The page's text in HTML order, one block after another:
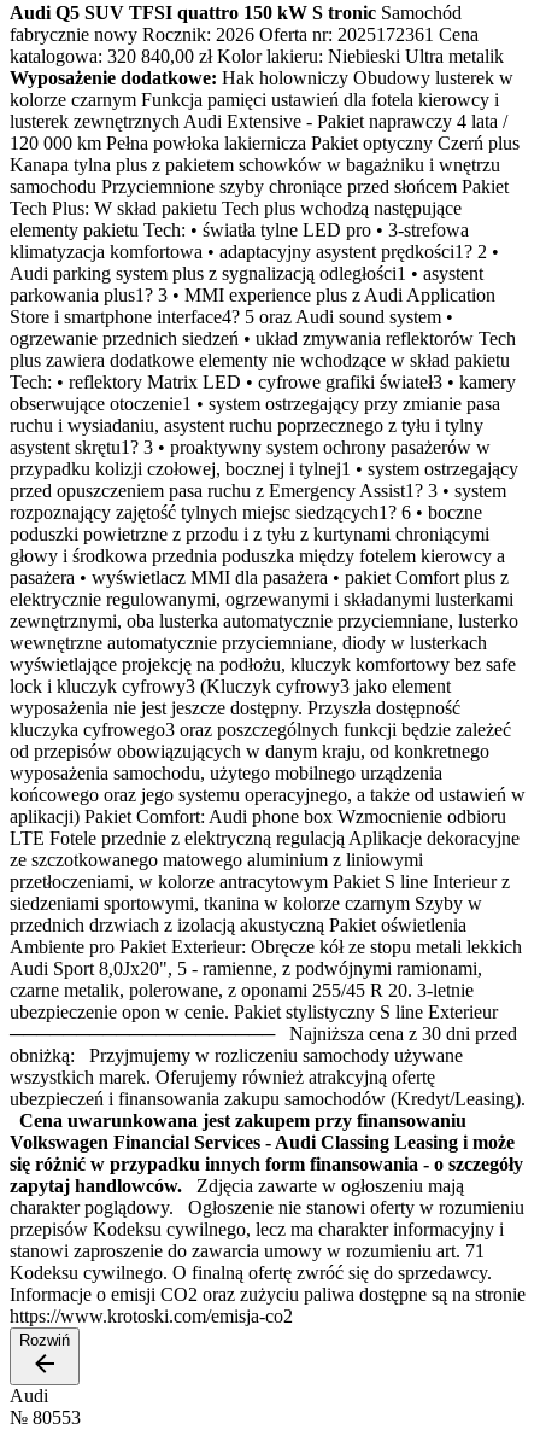
Audi Q5 SUV TFSI quattro 150 kW S tronic Samochód
fabrycznie nowy Rocznik: 2026 Oferta nr: 2025172361 Cena
katalogowa: 320 840,00 zł Kolor lakieru: Niebieski Ultra metalik
Wyposażenie dodatkowe: Hak holowniczy Obudowy lusterek w
kolorze czarnym Funkcja pamięci ustawień dla fotela kierowcy i
lusterek zewnętrznych Audi Extensive - Pakiet naprawczy 4 lata /
120 000 km Pełna powłoka lakiernicza Pakiet optyczny Czerń plus
Kanapa tylna plus z pakietem schowków w bagażniku i wnętrzu
samochodu Przyciemnione szyby chroniące przed słońcem Pakiet
Tech Plus: W skład pakietu Tech plus wchodzą następujące
elementy pakietu Tech: • światła tylne LED pro • 3-strefowa
klimatyzacja komfortowa • adaptacyjny asystent prędkości1? 2 •
Audi parking system plus z sygnalizacją odległości1 • asystent
parkowania plus1? 3 • MMI experience plus z Audi Application
Store i smartphone interface4? 5 oraz Audi sound system •
ogrzewanie przednich siedzeń • układ zmywania reflektorów Tech
plus zawiera dodatkowe elementy nie wchodzące w skład pakietu
Tech: • reflektory Matrix LED • cyfrowe grafiki świateł3 • kamery
obserwujące otoczenie1 • system ostrzegający przy zmianie pasa
ruchu i wysiadaniu, asystent ruchu poprzecznego z tyłu i tylny
asystent skrętu1? 3 • proaktywny system ochrony pasażerów w
przypadku kolizji czołowej, bocznej i tylnej1 • system ostrzegający
przed opuszczeniem pasa ruchu z Emergency Assist1? 3 • system
rozpoznający zajętość tylnych miejsc siedzących1? 6 • boczne
poduszki powietrzne z przodu i z tyłu z kurtynami chroniącymi
głowy i środkowa przednia poduszka między fotelem kierowcy a
pasażera • wyświetlacz MMI dla pasażera • pakiet Comfort plus z
elektrycznie regulowanymi, ogrzewanymi i składanymi lusterkami
zewnętrznymi, oba lusterka automatycznie przyciemniane, lusterko
wewnętrzne automatycznie przyciemniane, diody w lusterkach
wyświetlające projekcję na podłożu, kluczyk komfortowy bez safe
lock i kluczyk cyfrowy3 (Kluczyk cyfrowy3 jako element
wyposażenia nie jest jeszcze dostępny. Przyszła dostępność
kluczyka cyfrowego3 oraz poszczególnych funkcji będzie zależeć
od przepisów obowiązujących w danym kraju, od konkretnego
wyposażenia samochodu, użytego mobilnego urządzenia
końcowego oraz jego systemu operacyjnego, a także od ustawień w
aplikacji) Pakiet Comfort: Audi phone box Wzmocnienie odbioru
LTE Fotele przednie z elektryczną regulacją Aplikacje dekoracyjne
ze szczotkowanego matowego aluminium z liniowymi
przetłoczeniami, w kolorze antracytowym Pakiet S line Interieur z
siedzeniami sportowymi, tkanina w kolorze czarnym Szyby w
przednich drzwiach z izolacją akustyczną Pakiet oświetlenia
Ambiente pro Pakiet Exterieur: Obręcze kół ze stopu metali lekkich
Audi Sport 8,0Jx20", 5 - ramienne, z podwójnymi ramionami,
czarne metalik, polerowane, z oponami 255/45 R 20. 3-letnie
ubezpieczenie opon w cenie. Pakiet stylistyczny S line Exterieur
──────────────────── Najniższa cena z 30 dni przed
obniżką: Przyjmujemy w rozliczeniu samochody używane
wszystkich marek. Oferujemy również atrakcyjną ofertę
ubezpieczeń i finansowania zakupu samochodów (Kredyt/Leasing).
Cena uwarunkowana jest zakupem przy finansowaniu
Volkswagen Financial Services - Audi Classing Leasing i może
się różnić w przypadku innych form finansowania - o szczegóły
zapytaj handlowców. Zdjęcia zawarte w ogłoszeniu mają
charakter poglądowy. Ogłoszenie nie stanowi oferty w rozumieniu
przepisów Kodeksu cywilnego, lecz ma charakter informacyjny i
stanowi zaproszenie do zawarcia umowy w rozumieniu art. 71
Kodeksu cywilnego. O finalną ofertę zwróć się do sprzedawcy.
Informacje o emisji CO2 oraz zużyciu paliwa dostępne są na stronie
https://www.krotoski.com/emisja-co2
Rozwiń
Audi
№ 80553